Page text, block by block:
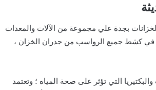
بجدة علي مجموعة من الآلات والمعدات
في كشط جميع الرواسب من جدران الخزان ،
التي تؤثر على صحة المياه ؛ وتعتمد